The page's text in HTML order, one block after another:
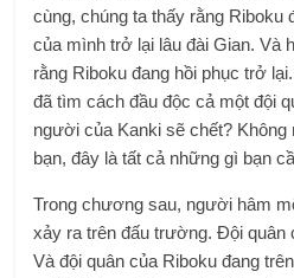
cùng, chúng ta thấy rằng Riboku
của mình trở lại lâu đài Gian. Và
rằng Riboku đang hồi phục trở
đã tìm cách đầu độc cả một đội
người của Kanki sẽ chết? Không
bạn, đây là tất cả những gì bạn
Trong chương sau, người hâm
xảy ra trên đấu trường. Đội quân
Và đội quân của Riboku đang